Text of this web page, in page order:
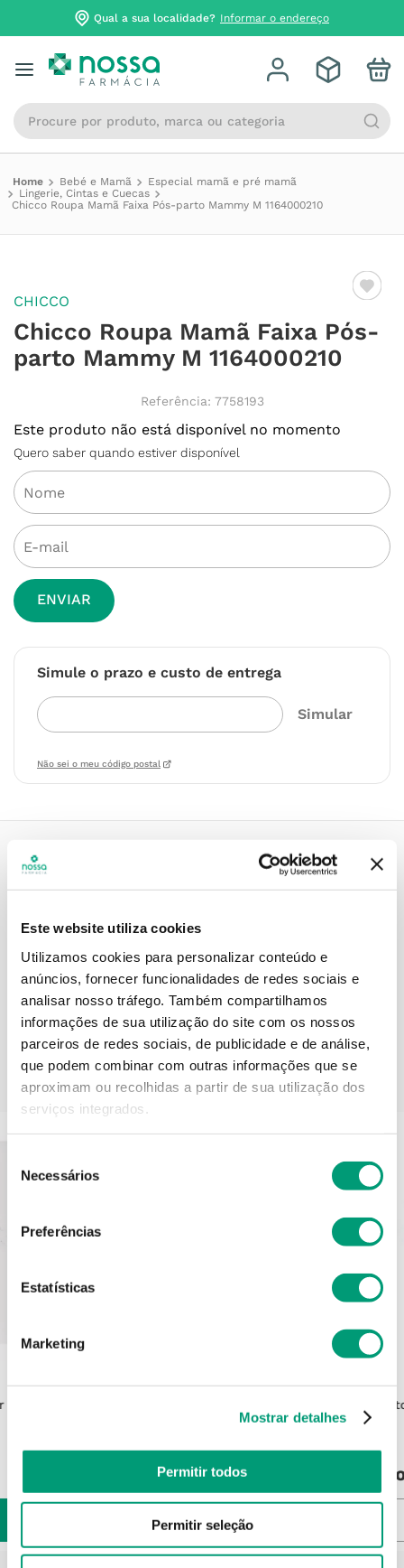
Este website utiliza cookies
Utilizamos cookies para personalizar conteúdo e
anúncios, fornecer funcionalidades de redes sociais e
analisar nosso tráfego. Também compartilhamos
informações de sua utilização do site com os nossos
parceiros de redes sociais, de publicidade e de análise,
que podem combinar com outras informações que se
aproximam ou recolhidas a partir de sua utilização dos
serviços integrados.
Necessários
Preferências
Estatísticas
Marketing
Mostrar detalhes
Permitir todos
Permitir seleção
Qual a sua localidade? Informar o endereço
Procure por produto, marca ou categoria
Bebé e Mamã
Especial mamã e pré mamã
Lingerie, Cintas e Cuecas
Chicco Roupa Mamã Faixa Pós-parto Mammy M 1164000210
CHICCO
Chicco Roupa Mamã Faixa Pós-
parto Mammy M 1164000210
Referência: 7758193
Este produto não está disponível no momento
Quero saber quando estiver disponível
ENVIAR
Simule o prazo e custo de entrega
Não sei o meu código postal
Descrição do Produto
Informações técnicas
PODERÁ TAMBÉM GOSTAR
M
32,20 €
ADICIONAR